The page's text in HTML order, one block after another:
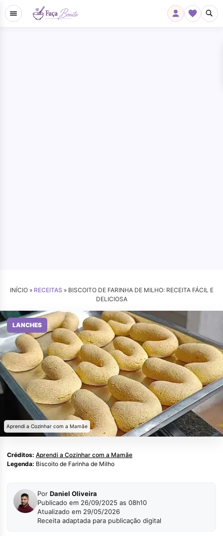
INÍCIO » RECEITAS » BISCOITO DE FARINHA DE MILHO: RECEITA FÁCIL E
DELICIOSA
LANCHES
Aprendi a Cozinhar com a Mamãe
Créditos: Aprendi a Cozinhar com a Mamãe
Legenda: Biscoito de Farinha de Milho
Por Daniel Oliveira
Publicado em 26/09/2025 as 08h10
Atualizado em 29/05/2026
Receita adaptada para publicação digital